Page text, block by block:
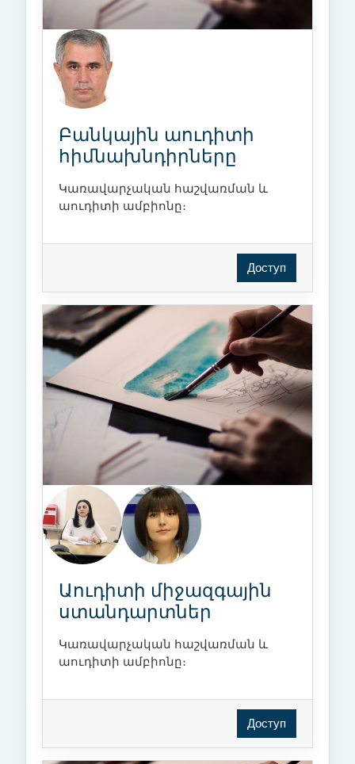
Բանկային աուդիտի
հիմնախնդիրները
Կառավարչական հաշվառման և
աուդիտի ամբիոնը։
Доступ
Աուդիտի միջազգային
ստանդարտներ
Կառավարչական հաշվառման և
աուդիտի ամբիոնը։
Доступ